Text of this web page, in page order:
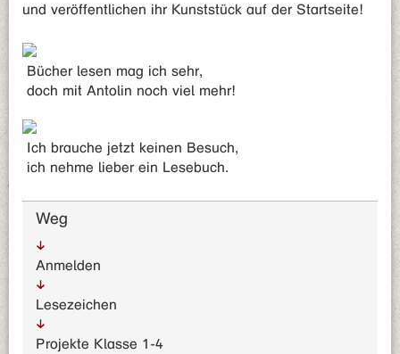
und veröffentlichen ihr Kunststück auf der Startseite!
Bücher lesen mag ich sehr,
doch mit Antolin noch viel mehr!
Ich brauche jetzt keinen Besuch,
ich nehme lieber ein Lesebuch.
Weg
Anmelden
Lesezeichen
Projekte Klasse 1-4